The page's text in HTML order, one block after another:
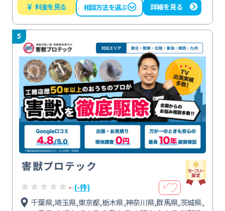
¥ 料金を見る 相談方法を選ぶ 詳細を見る
5
害獣プロテック
- (-件) ＋
千葉県,埼玉県,東京都,栃木県,神奈川県,群馬県,茨城県,